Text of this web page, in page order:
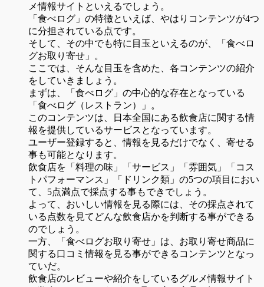
メ情報サイトといえるでしょう。
「食べログ」の特徴といえば、やはりコンテンツが4つ
に分担されている点です。
そして、その中でも特に目玉といえるのが、「食べロ
グお取り寄せ」。
ここでは、そんな目玉を含めた、各コンテンツの紹介
をしていきましょう。
まずは、「食べログ」の中心的な存在となっている
「食べログ（レストラン）」。
このコンテンツは、日本全国にある飲食店に関する情
報を提供しているサービスとなっています。
ユーザー登録すると、情報を見るだけでなく、寄せる
事も可能となります。
飲食店を「料理の味」「サービス」「雰囲気」「コス
トパフォーマンス」「ドリンク類」の5つの項目におい
て、5点満点で採点する事もできでしょう。
よって、おいしい情報を見る際には、その採点されて
いる点数を見てどんな飲食店かを判断する事ができる
のでしょう。
一方、「食べログお取り寄せ」は、お取り寄せ商品に
関する口コミ情報を見る事ができるコンテンツとなっ
ていだ。
飲食店のレビューや紹介をしているグルメ情報サイト